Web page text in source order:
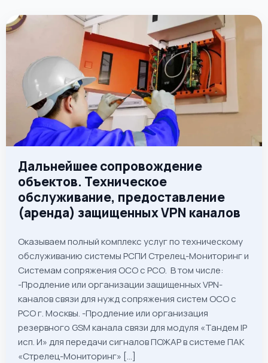
Дальнейшее сопровождение
объектов. Техническое
обслуживание, предоставление
(аренда) защищенных VPN каналов
Оказываем полный комплекс услуг по техническому
обслуживанию системы РСПИ Стрелец-Мониторинг и
Системам сопряжения ОСО с РСО. В том числе:
-Продление или организации защищенных VPN-
каналов связи для нужд сопряжения систем ОСО с
РСО г. Москвы. -Продление или организация
резервного GSM канала связи для модуля «Тандем IP
исп. И» для передачи сигналов ПОЖАР в системе ПАК
«Стрелец-Мониторинг» […]